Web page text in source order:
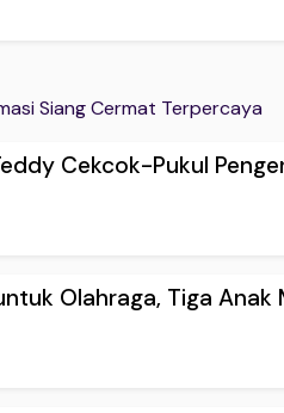
Siang Cermat Terpercaya
Cekcok-Pukul
Olahraga, Tiga Anak